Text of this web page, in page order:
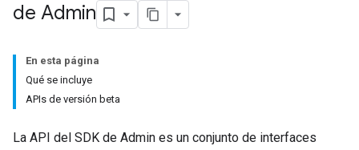
de Admin
En esta página
Qué se incluye
APIs de versión beta
La API del SDK de Admin es un conjunto de interfaces